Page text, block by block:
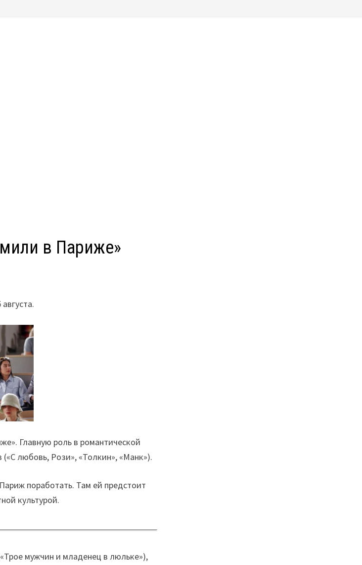
в Париже»
Главную роль в романтической
любовь, Рози», «Толкин», «Манк»).
поработать. Там ей предстоит
культурой.
мужчин и младенец в люльке»),